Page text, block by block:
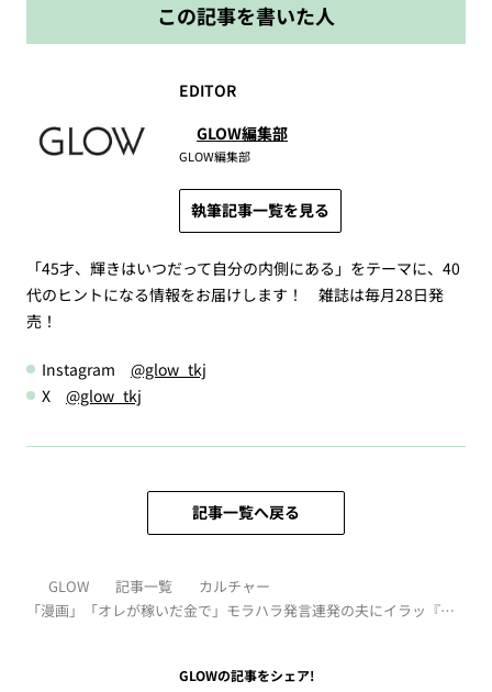
この記事を書いた人
EDITOR
GLOW編集部
GLOW編集部
執筆記事一覧を見る
「45才、輝きはいつだって自分の内側にある」をテーマに、40
代のヒントになる情報をお届けします！ 雑誌は毎月28日発
売！
Instagram @glow_tkj
X @glow_tkj
記事一覧へ戻る
GLOW 記事一覧
カルチャー
「漫画」「オレが稼いだ金で」モラハラ発言連発の夫にイラッ『離
GLOWの記事をシェア!